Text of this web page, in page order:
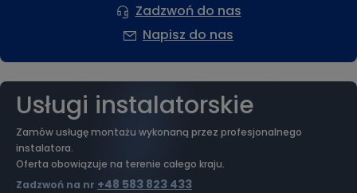
Zadzwoń do nas
Napisz do nas
Usługi instalatorskie
Zamów usługę montażu wykonaną przez profesjonalnego
instalatora.
Oferta obowiązuje na terenie całego kraju.
Zadzwoń na nr +48 583 823 433